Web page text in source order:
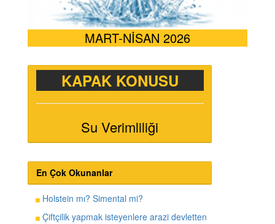
MART-NİSAN 2026
KAPAK KONUSU
Su Verimliliği
En Çok Okunanlar
Holstein mı? Simental mi?
Çiftçilik yapmak isteyenlere arazi devletten